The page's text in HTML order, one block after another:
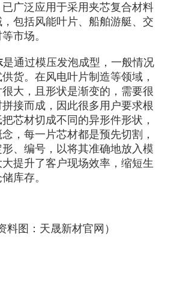
广泛应用于采用夹芯复合材料
包括风能叶片、船舶游艇、交
市场。
是通过模压发泡成型，一般情况
货。在风电叶片制造等领域，
大，且形状是渐变的，需要很
接而成，因此很多用户要求根
芯材切成不同的异形件形状，
，每一片芯材都是预先切割，
、编号，以将其准确地放入模
提升了客户现场效率，缩短生
库存。
料图：天晟新材官网）